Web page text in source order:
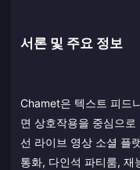
서론 및 주요 정보
Chamet은 텍스트 피드
면 상호작용을 중심으
선 라이브 영상 소셜 플
통화, 다인석 파티룸, 재